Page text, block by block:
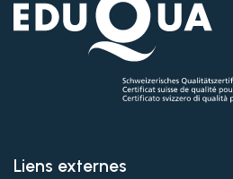
Liens externes